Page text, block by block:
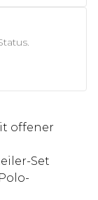
offener
Set